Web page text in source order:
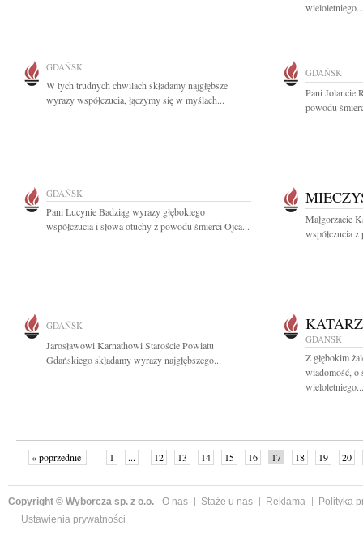
wieloletniego...
GDAŃSK
W tych trudnych chwilach składamy najgłębsze
wyrazy współczucia, łączymy się w myślach...
GDAŃSK
Pani Jolancie
powodu
GDAŃSK
Pani Lucynie Badziąg wyrazy głębokiego
współczucia i słowa otuchy z powodu śmierci Ojca...
Małgorzacie
współczucia
GDAŃSK
Jarosławowi Karnathowi Staroście Powiatu
Gdańskiego składamy wyrazy najgłębszego...
GDAŃSK
Z głębokim
wiadomość,
wieloletniego...
« poprzednie 1 ... 12 13 14 15 16 17 18 19
20
Copyright © Wyborcza sp. z o.o. O nas Staże u nas Reklama
Polityka
Ustawienia prywatności